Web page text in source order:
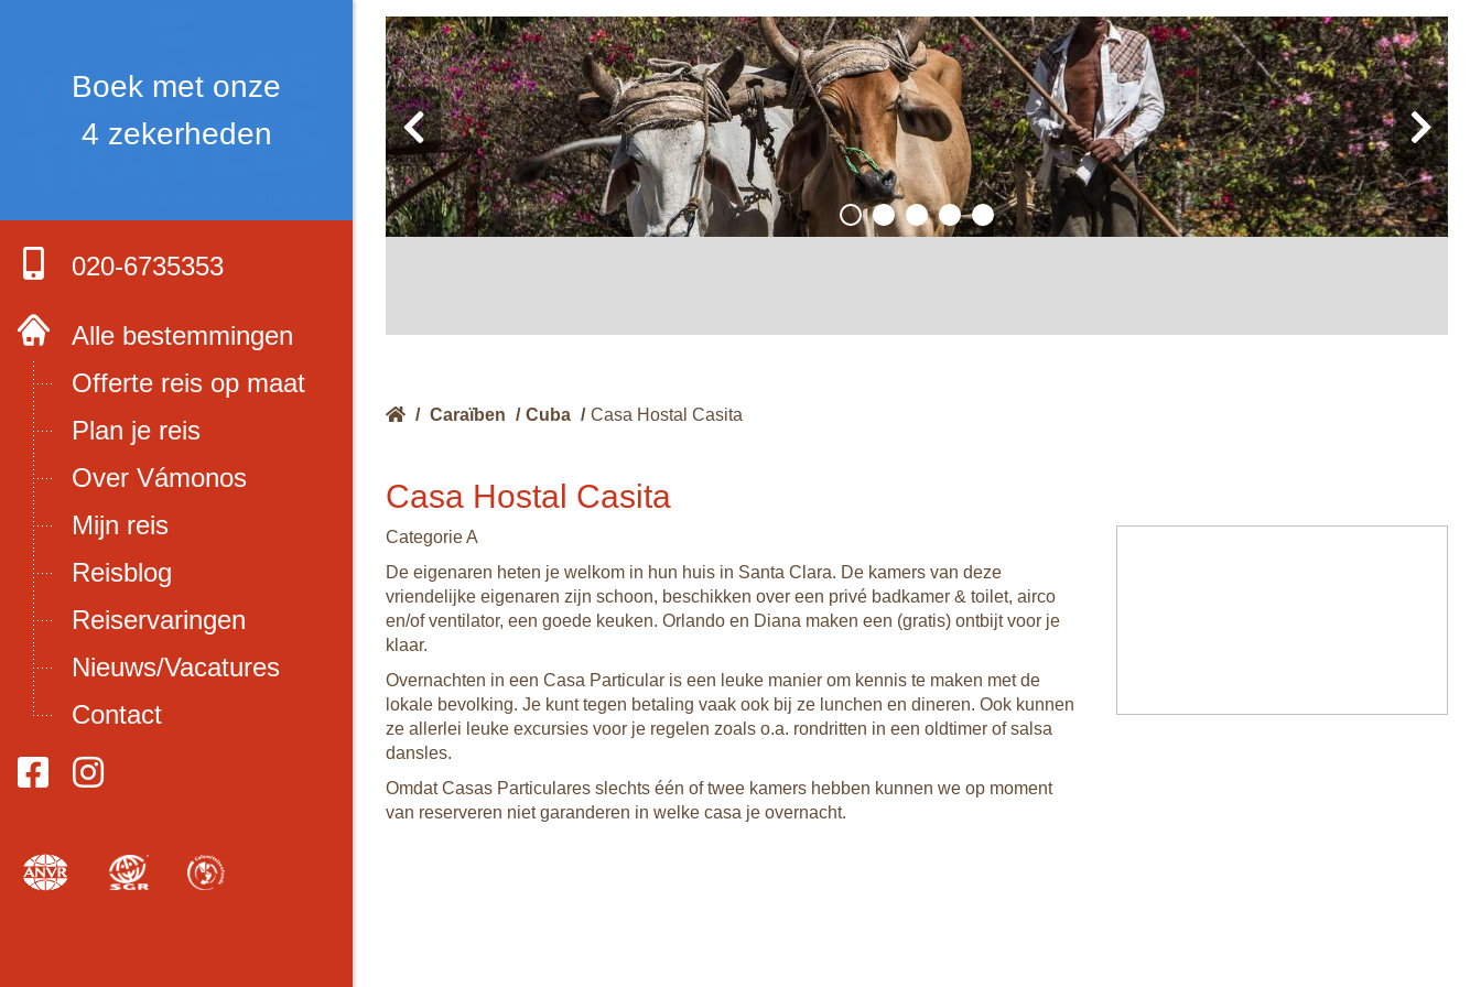
Boek met onze
4 zekerheden
020-6735353
Alle bestemmingen
Offerte reis op maat
Plan je reis
Over Vámonos
Mijn reis
Reisblog
Reiservaringen
Nieuws/Vacatures
Contact
/ Caraïben / Cuba / Casa Hostal Casita
Casa Hostal Casita
Categorie A
De eigenaren heten je welkom in hun huis in Santa Clara. De kamers van deze
vriendelijke eigenaren zijn schoon, beschikken over een privé badkamer & toilet, airco
en/of ventilator, een goede keuken. Orlando en Diana maken een (gratis) ontbijt voor je
klaar.
Overnachten in een Casa Particular is een leuke manier om kennis te maken met de
lokale bevolking. Je kunt tegen betaling vaak ook bij ze lunchen en dineren. Ook kunnen
ze allerlei leuke excursies voor je regelen zoals o.a. rondritten in een oldtimer of salsa
dansles.
Omdat Casas Particulares slechts één of twee kamers hebben kunnen we op moment
van reserveren niet garanderen in welke casa je overnacht.